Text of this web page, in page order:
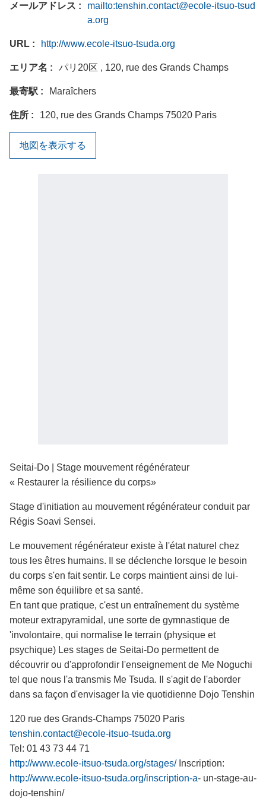
メールアドレス
mailto:tenshin.contact@ecole-itsuo-tsud
a.org
URL http://www.ecole-itsuo-tsuda.org
エリア名 パリ20区 , 120, rue des Grands Champs
最寄駅 Maraîchers
住所 120, rue des Grands Champs 75020 Paris
地図を表示する
Seitai-Do | Stage mouvement régénérateur
« Restaurer la résilience du corps»
Stage d'initiation au mouvement régénérateur conduit par
Régis Soavi Sensei.
Le mouvement régénérateur existe à l'état naturel chez
tous les êtres humains. Il se déclenche lorsque le besoin
du corps s'en fait sentir. Le corps maintient ainsi de lui-
même son équilibre et sa santé.
En tant que pratique, c'est un entraînement du système
moteur extrapyramidal, une sorte de gymnastique de
'involontaire, qui normalise le terrain (physique et
psychique) Les stages de Seitai-Do permettent de
découvrir ou d'approfondir l'enseignement de Me Noguchi
tel que nous l'a transmis Me Tsuda. Il s'agit de l'aborder
dans sa façon d'envisager la vie quotidienne Dojo Tenshin
120 rue des Grands-Champs 75020 Paris
tenshin.contact@ecole-itsuo-tsuda.org
Tel: 01 43 73 44 71
http://www.ecole-itsuo-tsuda.org/stages/Inscription:
http://www.ecole-itsuo-tsuda.org/inscription-a- un-stage-au-
dojo-tenshin/